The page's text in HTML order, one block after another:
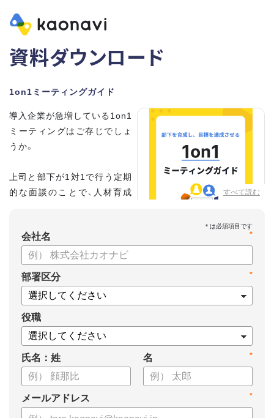
資料ダウンロード
1on1ミーティングガイド
すべて読む
導入企業が急増している1on1
ミーティングはご存じでしょ
うか。
上司と部下が1対1で行う定期
的な面談のことで、人材育成
こちらの資料では、
・1on1とは何か？
・1on1の基本的なやり方
・ 1on1 の基本アジェンダと質問例
についてまとめましたので、ぜひお役立てください。
*
会社名
*
部署区分
役職
氏名：姓 *
名
*
メールアドレス